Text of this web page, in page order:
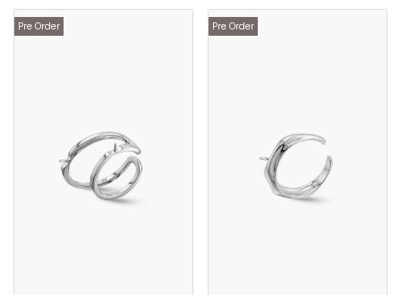
Pre Order Pre Order